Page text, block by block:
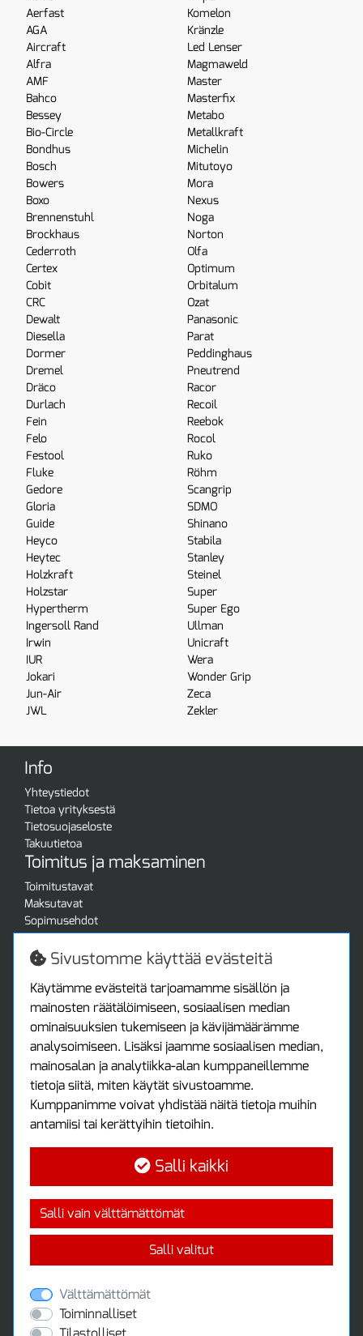
Aerfast
AGA
Aircraft
Alfra
AMF
Bahco
Bessey
Bio-Circle
Bondhus
Bosch
Bowers
Boxo
Brennenstuhl
Brockhaus
Cederroth
Certex
Cobit
CRC
Dewalt
Diesella
Dormer
Dremel
Dräco
Durlach
Fein
Felo
Festool
Fluke
Gedore
Gloria
Guide
Heyco
Heytec
Holzkraft
Holzstar
Hypertherm
Ingersoll Rand
Irwin
IUR
Jokari
Jun-Air
JWL
Komelon
Kränzle
Led Lenser
Magmaweld
Master
Masterfix
Metabo
Metallkraft
Michelin
Mitutoyo
Mora
Nexus
Noga
Norton
Olfa
Optimum
Orbitalum
Ozat
Panasonic
Parat
Peddinghaus
Pneutrend
Racor
Recoil
Reebok
Rocol
Ruko
Röhm
Scangrip
SDMO
Shinano
Stabila
Stanley
Steinel
Super
Super Ego
Ullman
Unicraft
Wera
Wonder Grip
Zeca
Zekler
Info
Yhteystiedot
Tietoa yrityksestä
Tietosuojaseloste
Takuutietoa
Toimitus ja maksaminen
Toimitustavat
Maksutavat
Sopimusehdot
Turvallista ostamista
Jälleenmyyjille
Tax free / verovapaa myynti
Asiakastilini
Asiakastili
Luo tili
Kirjaudu sisään
Ota yhteyttä
Protools Oy
Tuottajankatu 13
Uutiskirje
Tilaa maksuton uutiskirjeemme
Sivustomme käyttää evästeitä
Käytämme evästeitä tarjoamamme sisällön ja
mainosten räätälöimiseen, sosiaalisen median
ominaisuuksien tukemiseen ja kävijämäärämme
analysoimiseen. Lisäksi jaamme sosiaalisen median,
mainosalan ja analytiikka-alan kumppaneillemme
tietoja siitä, miten käytät sivustoamme.
Kumppanimme voivat yhdistää näitä tietoja muihin
antamiisi tai kerättyihin tietoihin.
Salli kaikki
Salli vain välttämättömät
Salli valitut
Välttämättömät
Toiminnalliset